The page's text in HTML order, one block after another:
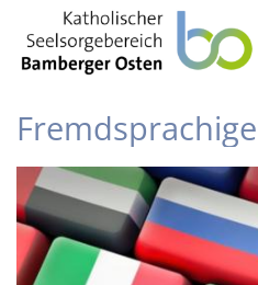
Zum Inhalt springen